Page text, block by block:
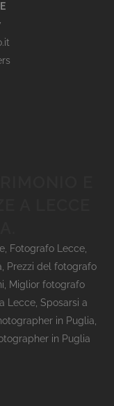
, Fotografo Lecce,
Prezzi del fotografo
Miglior fotografo
Lecce Sposarsi a
in Puglia,
in Puglia